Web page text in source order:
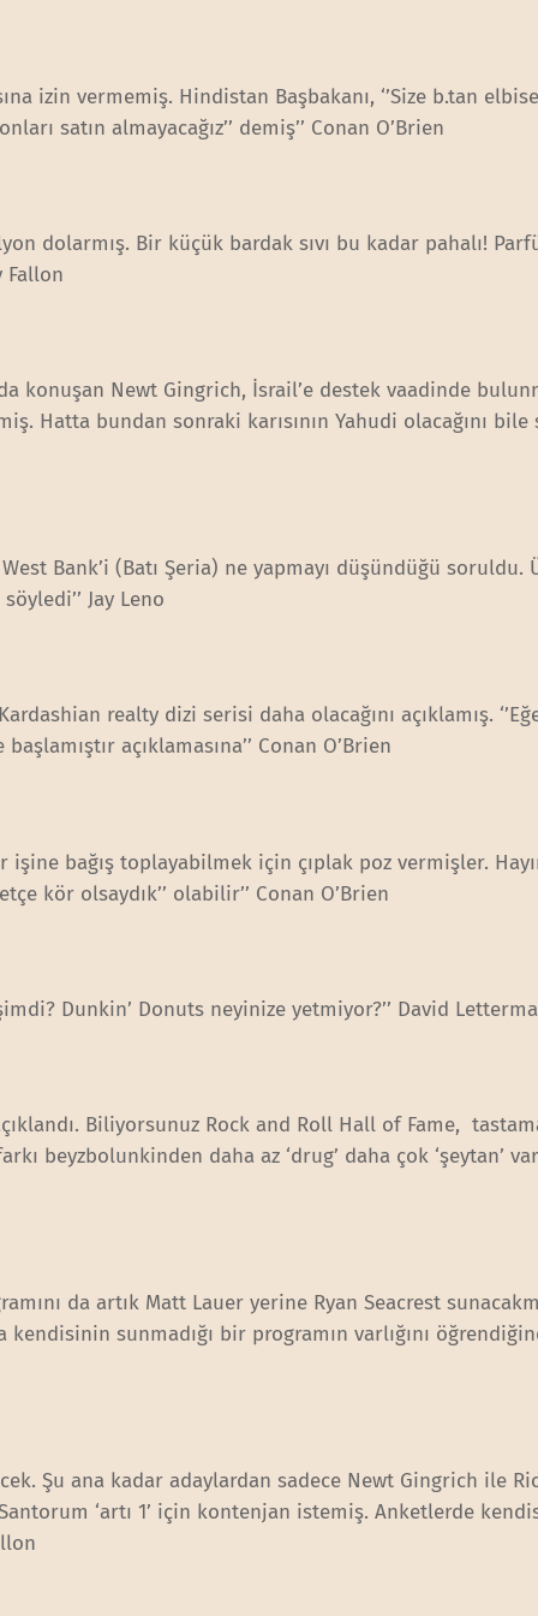
izin vermemiş. Hindistan Başbakanı, ‘’Size b.tan
satın almayacağız’’ demiş’’ Conan O’Brien
dolarmış. Bir küçük bardak sıvı bu kadar pahalı!
Fallon
konuşan Newt Gingrich, İsrail’e destek vaadinde
Hatta bundan sonraki karısının Yahudi olacağını bile
West Bank’i (Batı Şeria) ne yapmayı düşündüğü soruldu.
Jay Leno
realty dizi serisi daha olacağını açıklamış.
açıklamasına’’ Conan O’Brien
işine bağış toplayabilmek için çıplak poz vermişler.
kör olsaydık’’ olabilir’’ Conan O’Brien
Dunkin’ Donuts neyinize yetmiyor?’’ David
Biliyorsunuz Rock and Roll Hall of Fame,
beyzbolunkinden daha az ‘drug’ daha çok ‘şeytan’
da artık Matt Lauer yerine Ryan Seacrest
sunmadığı bir programın varlığını
Şu ana kadar adaylardan sadece Newt Gingrich ile
‘artı 1’ için kontenjan istemiş. Anketlerde